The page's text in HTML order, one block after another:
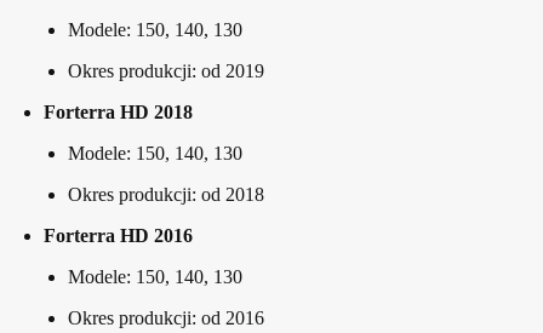
Modele: 150, 140, 130
Okres produkcji: od 2019
Forterra HD 2018
Modele: 150, 140, 130
Okres produkcji: od 2018
Forterra HD 2016
Modele: 150, 140, 130
Okres produkcji: od 2016